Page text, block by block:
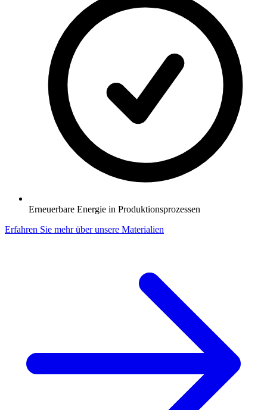
Erneuerbare Energie in Produktionsprozessen
Erfahren Sie mehr über unsere Materialien